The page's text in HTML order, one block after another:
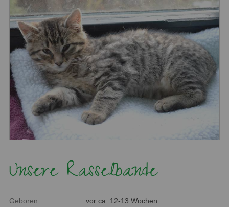
Unsere Rasselbande
Geboren: vor ca. 12-13 Wochen